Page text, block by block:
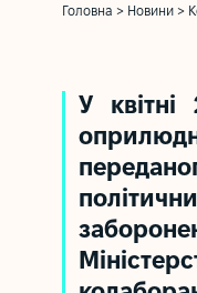
Головна > Новини >
У квітні